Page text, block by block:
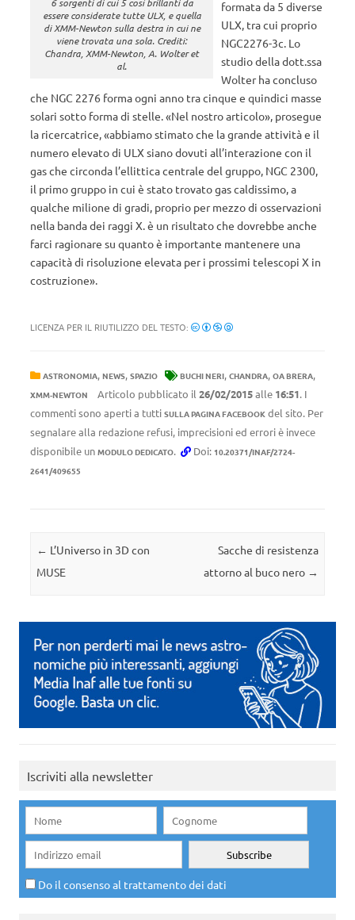
essere considerate tutte ULX, e quella
di XMM-Newton sulla destra in cui ne
viene trovata una sola. Crediti:
Chandra, XMM-Newton, A. Wolter et
al.
formata da 5 diverse
ULX, tra cui proprio
NGC2276-3c. Lo
studio della dott.ssa
Wolter ha concluso
che NGC 2276 forma ogni anno tra cinque e quindici masse
solari sotto forma di stelle. «Nel nostro articolo», prosegue
la ricercatrice, «abbiamo stimato che la grande attività e il
numero elevato di ULX siano dovuti all’interazione con il
gas che circonda l’ellittica centrale del gruppo, NGC 2300,
il primo gruppo in cui è stato trovato gas caldissimo, a
qualche milione di gradi, proprio per mezzo di osservazioni
nella banda dei raggi X. è un risultato che dovrebbe anche
farci ragionare su quanto è importante mantenere una
capacità di risoluzione elevata per i prossimi telescopi X in
costruzione».
LICENZA PER IL RIUTILIZZO DEL TESTO:
ASTRONOMIA, NEWS, SPAZIO BUCHI NERI, CHANDRA, OA BRERA,
XMM-NEWTON Articolo pubblicato il 26/02/2015alle 16:51. I
commenti sono aperti a tutti SULLA PAGINA FACEBOOK del sito. Per
segnalare alla redazione refusi, imprecisioni ed errori è invece
disponibile un MODULO DEDICATO. Doi: 10.20371/INAF/2724-
2641/409655
Navigazione articolo
← L’Universo in 3D con
MUSE
Sacche di resistenza
attorno al buco nero →
Iscriviti alla newsletter
Do il consenso al trattamento dei dati